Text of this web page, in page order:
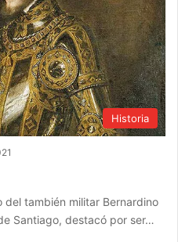
Historia
del también militar Bernardino
Santiago, destacó por ser…